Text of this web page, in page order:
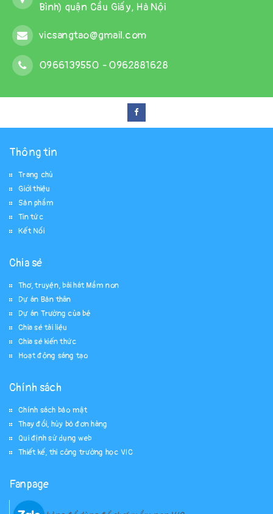
Bình) quận Cầu Giấy, Hà Nội
vicsangtao@gmail.com
0966139550 -0962881628
Thông tin
Trang chủ
Giới thiệu
Sản phẩm
Tin tức
Kết Nối
Chia sẻ
Thơ, truyện, bài hát Mầm non
Dự án Bản thân
Dự án Trường của bé
Chia sẻ tài liệu
Chia sẻ kiến thức
Hoạt động sáng tạo
Chính sách
Chính sách bảo mật
Thay đổi, hủy bỏ đơn hàng
Qui định sử dụng web
Thiết kế, thi công trường học VIC
Fanpage